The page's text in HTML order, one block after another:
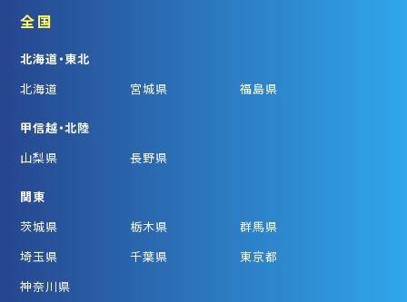
全国
北海道・東北
北海道
宮城県 福島県
甲信越・北陸
山梨県
長野県
関東
茨城県
栃木県
群馬県
埼玉県
千葉県
東京都
神奈川県